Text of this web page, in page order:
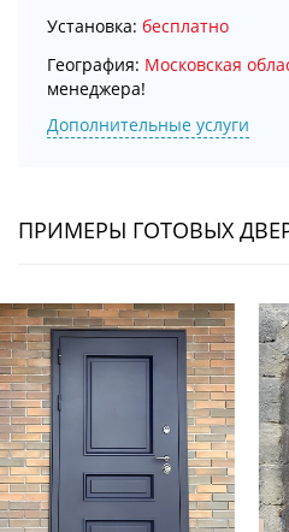
Установка: бесплатно
География: Московская
менеджера!
Дополнительные услуги
ПРИМЕРЫ ГОТОВЫХ